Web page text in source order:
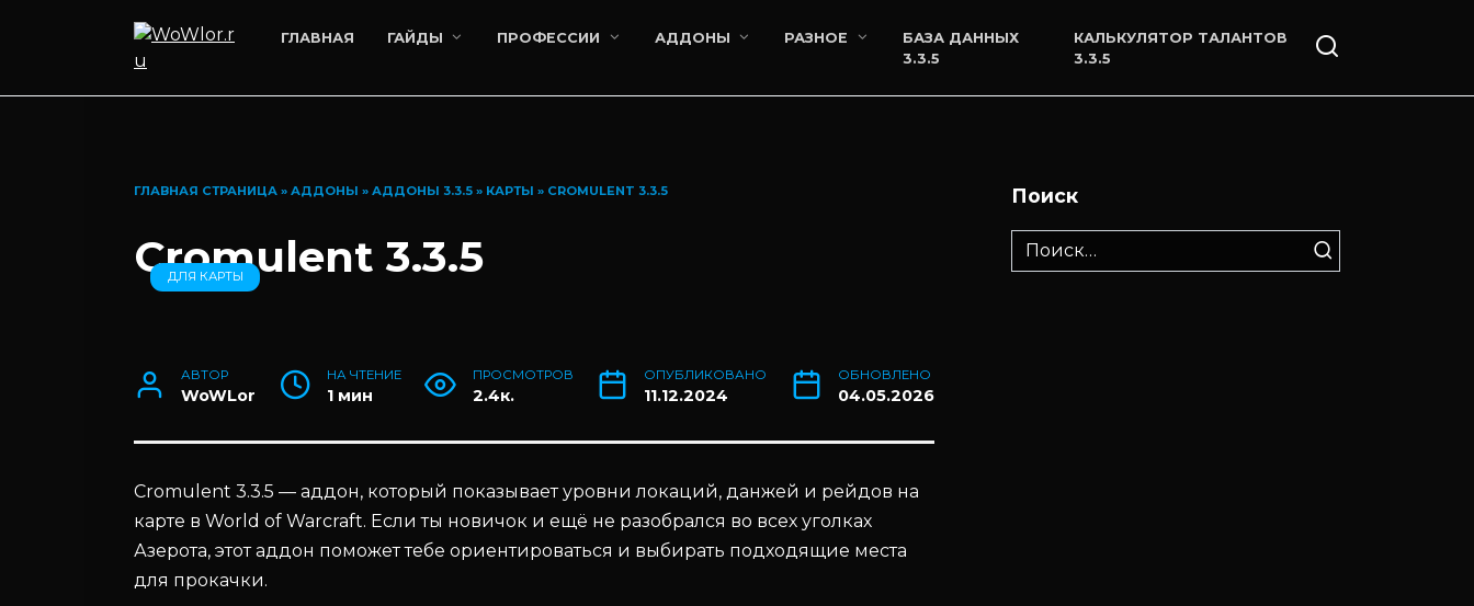
ГЛАВНАЯ ГАЙДЫ ПРОФЕССИИ АДДОНЫ РАЗНОЕ
БАЗА ДАННЫХ
3.3.5
КАЛЬКУЛЯТОР ТАЛАНТОВ
3.3.5
ГЛАВНАЯ СТРАНИЦА » АДДОНЫ » АДДОНЫ 3.3.5 » КАРТЫ » CROMULENT 3.3.5
Cromulent 3.3.5
ДЛЯ КАРТЫ
АВТОР
WoWLor
НА ЧТЕНИЕ
1 мин
ПРОСМОТРОВ
2.4к.
ОПУБЛИКОВАНО
11.12.2024
ОБНОВЛЕНО
04.05.2026
Cromulent 3.3.5 — аддон, который показывает уровни локаций, данжей и рейдов на
карте в World of Warcraft. Если ты новичок и ещё не разобрался во всех уголках
Азерота, этот аддон поможет тебе ориентироваться и выбирать подходящие места
для прокачки.
Поиск
Search
for: